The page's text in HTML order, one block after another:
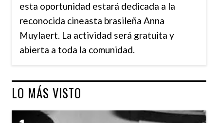
esta oportunidad estará dedicada a la
reconocida cineasta brasileña Anna
Muylaert. La actividad será gratuita y
abierta a toda la comunidad.
LO MÁS VISTO